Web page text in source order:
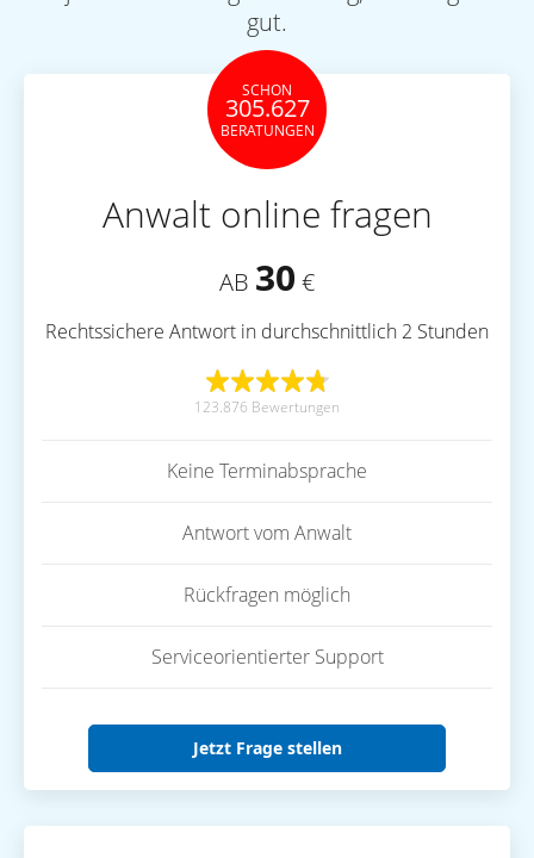
gut.
SCHON
305.627
BERATUNGEN
Anwalt online fragen
AB 30 €
Rechtssichere Antwort in durchschnittlich 2 Stunden
123.876 Bewertungen
Keine Terminabsprache
Antwort vom Anwalt
Rückfragen möglich
Serviceorientierter Support
Jetzt Frage stellen